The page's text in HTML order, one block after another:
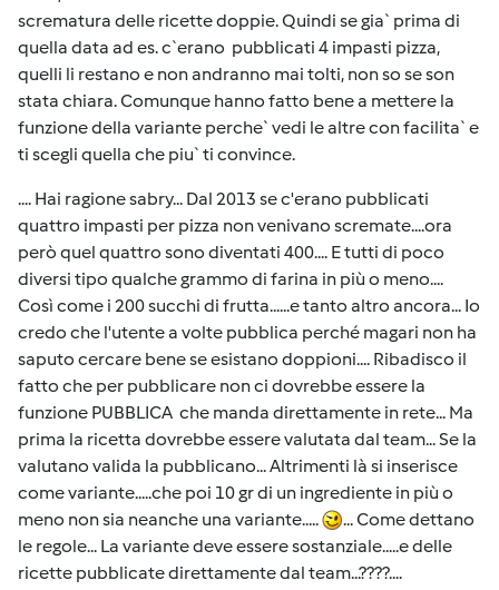
scrematura delle ricette doppie. Quindi se gia` prima di
quella data ad es. c`erano pubblicati 4 impasti pizza,
quelli li restano e non andranno mai tolti, non so se son
stata chiara. Comunque hanno fatto bene a mettere la
funzione della variante perche` vedi le altre con facilita` e
ti scegli quella che piu` ti convince.
.... Hai ragione sabry... Dal 2013 se c'erano pubblicati
quattro impasti per pizza non venivano scremate....ora
però quel quattro sono diventati 400.... E tutti di poco
diversi tipo qualche grammo di farina in più o meno....
Così come i 200 succhi di frutta......e tanto altro ancora... Io
credo che l'utente a volte pubblica perché magari non ha
saputo cercare bene se esistano doppioni.... Ribadisco il
fatto che per pubblicare non ci dovrebbe essere la
funzione PUBBLICA che manda direttamente in rete... Ma
prima la ricetta dovrebbe essere valutata dal team... Se la
valutano valida la pubblicano... Altrimenti là si inserisce
come variante.....che poi 10 gr di un ingrediente in più o
meno non sia neanche una variante.....
... Come dettano
le regole... La variante deve essere sostanziale.....e delle
ricette pubblicate direttamente dal team...????....